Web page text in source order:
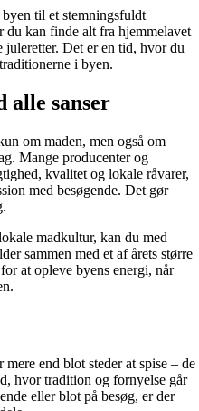
til et stemningsfuldt
du kan finde alt fra hjemmelavet
Det er en tid, hvor du
i byen.
alle sanser
om maden, men også om
Mange producenter og
kvalitet og lokale råvarer,
med besøgende. Det gør
madkultur, kan du med
sammen med et af årets større
at opleve byens energi, når
end blot steder at spise – de
hvor tradition og fornyelse går
eller blot på besøg, er der